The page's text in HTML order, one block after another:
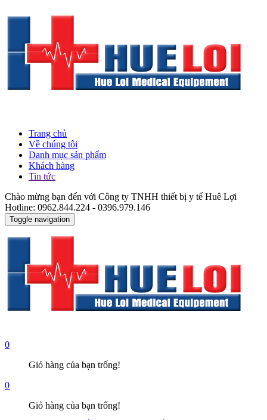
Trang chủ
Về chúng tôi
Danh mục sản phẩm
Khách hàng
Tin tức
Chào mừng bạn đến với Công ty TNHH thiết bị y tế Huê Lợi
Hotline: 0962.844.224 - 0396.979.146
Toggle navigation
0
Giỏ hàng của bạn trống!
0
Giỏ hàng của bạn trống!